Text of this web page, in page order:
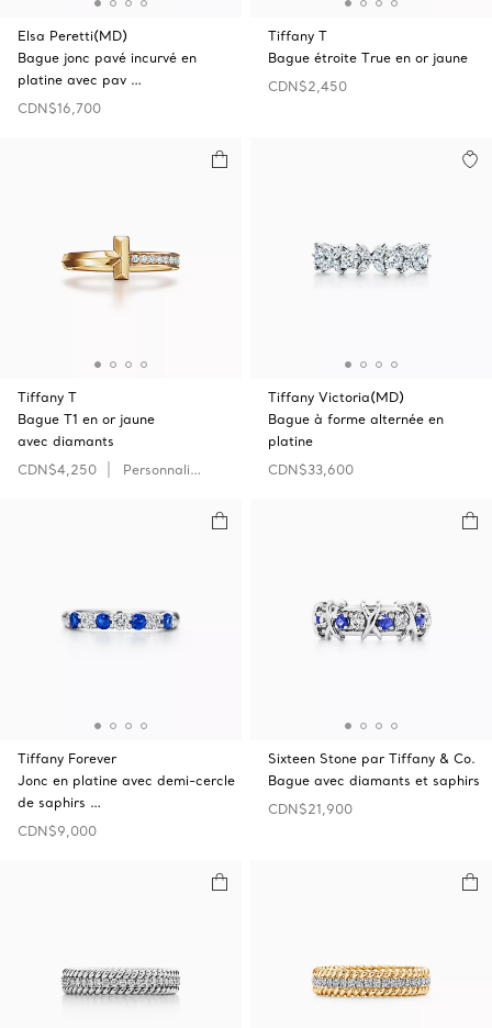
Elsa Peretti(MD)
Bague jonc pavé incurvé en
platine avec pav …
CDN$16,700
Tiffany T
Bague étroite True en or jaune
CDN$2,450
Tiffany T
Bague T1 en or jaune
avec diamants
CDN$4,250
Personnaliser
Tiffany Victoria(MD)
Bague à forme alternée en
platine
CDN$33,600
Tiffany Forever
Jonc en platine avec demi-cercle
de saphirs …
CDN$9,000
Sixteen Stone par Tiffany & Co.
Bague avec diamants et saphirs
CDN$21,900